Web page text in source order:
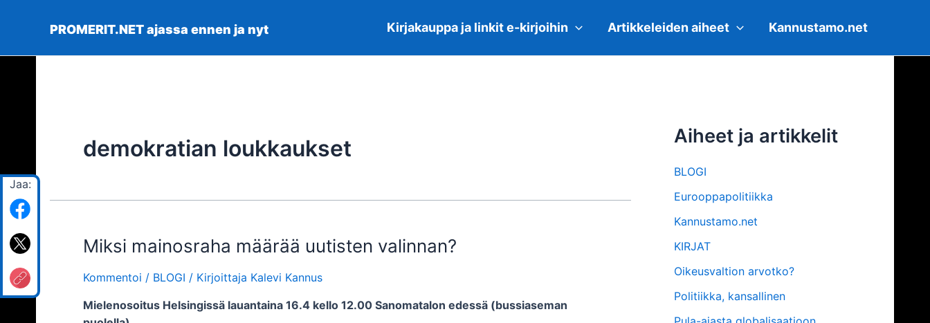
PROMERIT.NET ajassa ennen ja nyt Kirjakauppa ja linkit e-kirjoihin Artikkeleiden aiheet Kannustamo.net
demokratian loukkaukset
Miksi mainosraha määrää uutisten valinnan?
Kommentoi / BLOGI / Kirjoittaja Kalevi Kannus
Mielenosoitus Helsingissä lauantaina 16.4 kello 12.00 Sanomatalon edessä (bussiaseman
Aiheet ja artikkelit
BLOGI
Eurooppapolitiikka
Kannustamo.net
KIRJAT
Oikeusvaltion arvotko?
Politiikka, kansallinen
Jaa: